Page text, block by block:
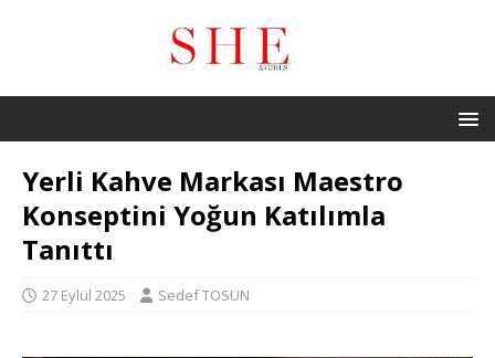
Yerli Kahve Markası Maestro
Konseptini Yoğun Katılımla
Tanıttı
27 Eylül 2025 Sedef TOSUN